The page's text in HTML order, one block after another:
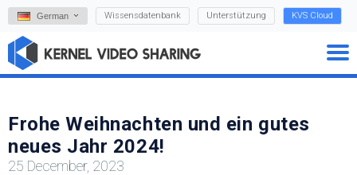
German Wissensdatenbank Unterstützung KVS Cloud
Frohe Weihnachten und ein gutes
neues Jahr 2024!
25 December, 2023